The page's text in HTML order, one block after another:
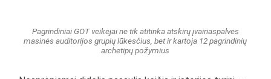
Pagrindiniai GOT veikėjai ne tik atitinka atskirų įvairiaspalvės
masinės auditorijos grupių lūkesčius, bet ir kartoja 12 pagrindinių
archetipų požymius